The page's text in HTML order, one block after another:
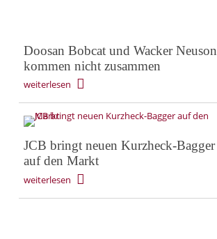
Doosan Bobcat und Wacker Neuson
kommen nicht zusammen
weiterlesen
JCB bringt neuen Kurzheck-Bagger
auf den Markt
weiterlesen